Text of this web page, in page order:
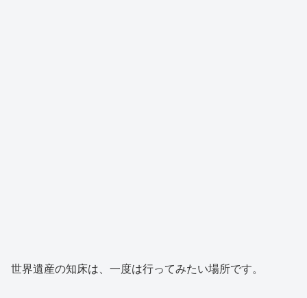
世界遺産の知床は、一度は行ってみたい場所です。